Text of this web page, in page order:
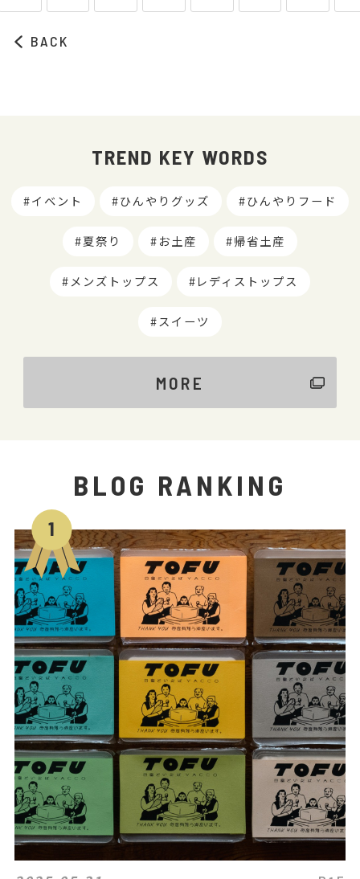
BACK
TREND KEY WORDS
イベント ひんやりグッズ ひんやりフード
夏祭り お土産 帰省土産
メンズトップス レディストップス
スイーツ
MORE
BLOG RANKING